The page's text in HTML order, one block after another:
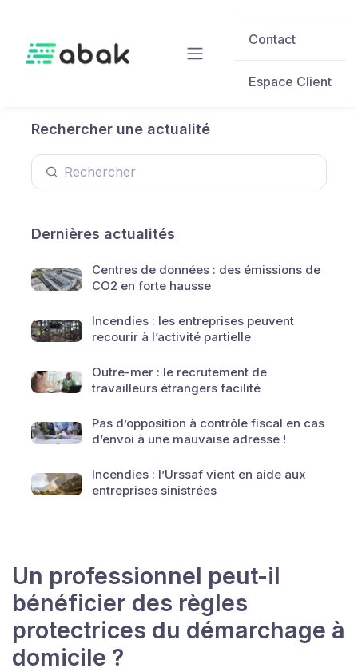
Contact
Espace Client
Rechercher une actualité
Dernières actualités
Centres de données : des émissions de
CO2 en forte hausse
Incendies : les entreprises peuvent
recourir à l’activité partielle
Outre-mer : le recrutement de
travailleurs étrangers facilité
Pas d’opposition à contrôle fiscal en cas
d’envoi à une mauvaise adresse !
Incendies : l’Urssaf vient en aide aux
entreprises sinistrées
Un professionnel peut-il
bénéficier des règles
protectrices du démarchage à
domicile ?